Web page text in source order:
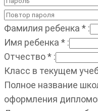
Фамилия ребенка * :
Имя ребенка * :
Отчество* :
Класс в текущем
Полное название
оформления